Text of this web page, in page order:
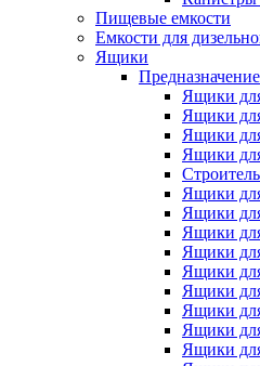
Пищевые емкости
Емкости для
Ящики
Предназначение
Ящики
Ящики
Ящики
Ящики
Ящики
Ящики
Ящики
Ящики
Ящики
Ящики
Ящики
Ящики
Ящики